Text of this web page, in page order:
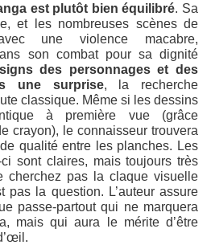
est plutôt bien équilibré. Sa
et les nombreuses scènes de
une violence macabre,
son combat pour sa dignité
des personnages et des
une surprise, la recherche
classique. Même si les dessins
à première vue (grâce
crayon), le connaisseur trouvera
qualité entre les planches. Les
sont claires, mais toujours très
cherchez pas la claque visuelle
pas la question. L’auteur assure
passe-partout qui ne marquera
mais qui aura le mérite d’être